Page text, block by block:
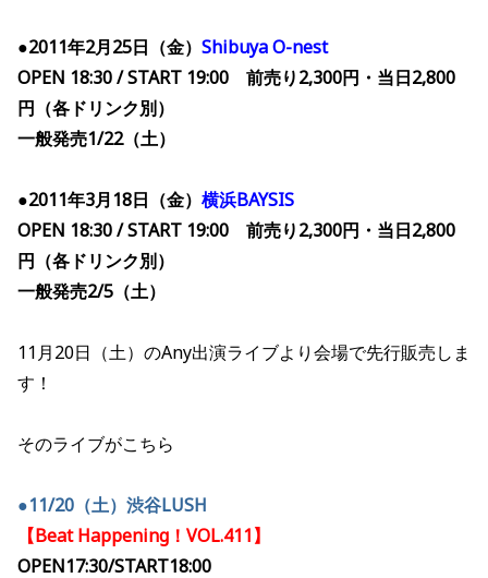
●2011年2月25日（金） Shibuya O-nest
OPEN 18:30 / START 19:00 前売り2,300円・当日2,800
円（各ドリンク別）
一般発売1/22（土）
●2011年3月18日（金） 横浜BAYSIS
OPEN 18:30 / START 19:00 前売り2,300円・当日2,800
円（各ドリンク別）
一般発売2/5（土）
11月20日（土）のAny出演ライブより会場で先行販売しま
す！
そのライブがこちら
●11/20（土）渋谷LUSH
【Beat Happening！VOL.411】
OPEN17:30/START18:00